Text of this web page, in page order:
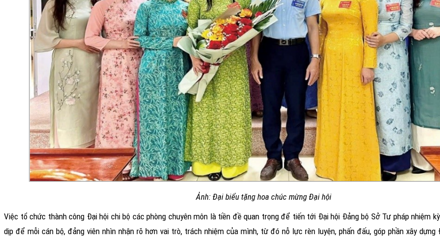
Ảnh: Đại biểu tặng hoa chúc mừng Đại hội
Việc tổ chức thành công Đại hội chi bộ các phòng chuyên môn là tiền đề quan trọng để tiến tới Đại hội Đảng bộ Sở Tư pháp nhiệm
dịp để mỗi cán bộ, đảng viên nhìn nhận rõ hơn vai trò, trách nhiệm của mình, từ đó nỗ lực rèn luyện, phấn đấu, góp phần xây dựng